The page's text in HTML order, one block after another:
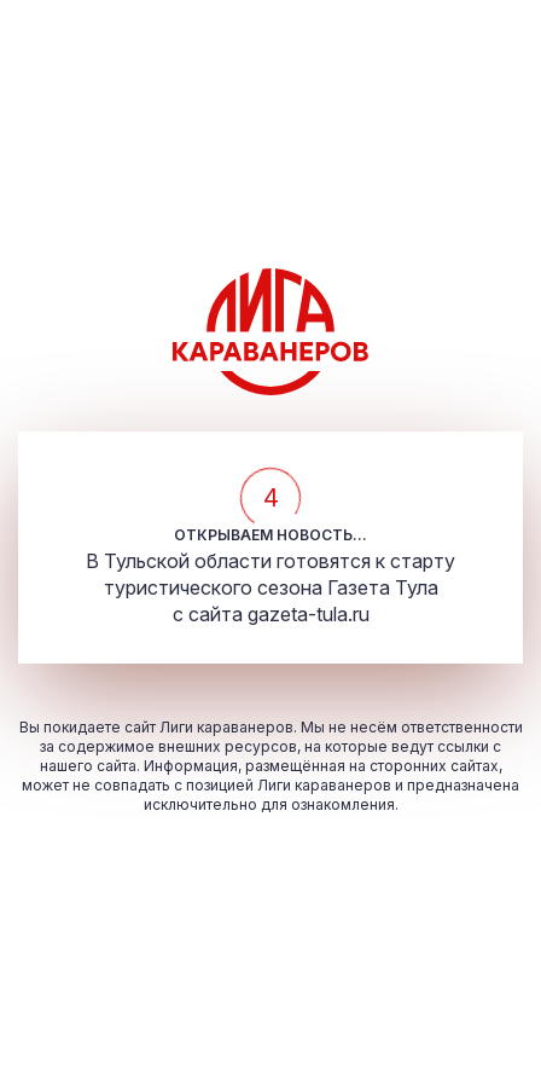
4
ОТКРЫВАЕМ НОВОСТЬ...
В Тульской области готовятся к старту
туристического сезона Газета Тула
с сайта gazeta-tula.ru
Вы покидаете сайт Лиги караванеров. Мы не несём ответственности
за содержимое внешних ресурсов, на которые ведут ссылки с
нашего сайта. Информация, размещённая на сторонних сайтах,
может не совпадать с позицией Лиги караванеров и предназначена
исключительно для ознакомления.